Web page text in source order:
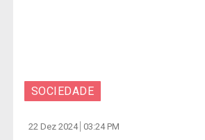
SOCIEDADE
22 Dez 2024 03:24 PM